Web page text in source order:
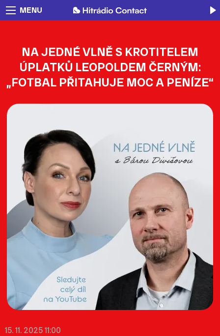
MENU
NA JEDNÉ VLNĚ S KROTITELEM
ÚPLATKŮ LEOPOLDEM ČERNÝM:
„FOTBAL PŘITAHUJE MOC A PENÍZE“
15. 11. 2025 11:00